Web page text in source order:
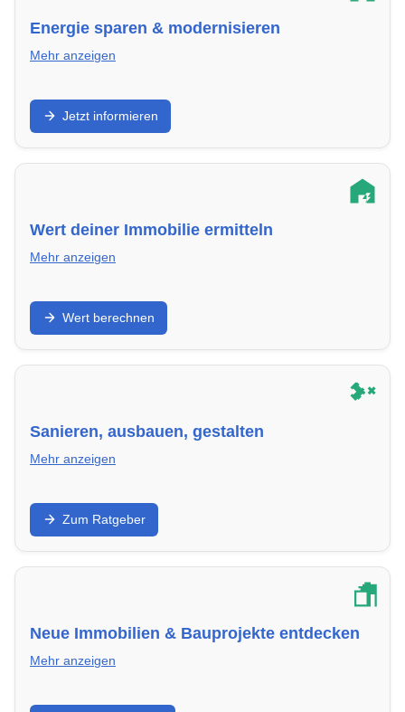
Energie sparen & modernisieren
Mehr anzeigen
Von Wärmedämmung bis Solartechnik – so machst
du dein Eigentum in in Düsseldorf energieeffizient
und zukunftssicher.
Jetzt informieren
Wert deiner Immobilie ermitteln
Mehr anzeigen
Lerne, wie du den Marktwert deines Hauses oder
deiner Eigentumswohnung in in Düsseldorf realistisch
einschätzt – mit lokalen Vergleichsdaten.
Wert berechnen
Sanieren, ausbauen, gestalten
Mehr anzeigen
Modernisiere dein Eigentum in in Düsseldorf
nachhaltig – mit Strategien, Kostenrahmen und
passenden Handwerkern.
Zum Ratgeber
Neue Immobilien & Bauprojekte entdecken
Mehr anzeigen
Finde aktuelle Neubauten und Eigentumsobjekte in in